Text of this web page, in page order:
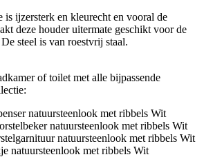
is ijzersterk en kleurecht en vooral de
deze houder uitermate geschikt voor de
steel is van roestvrij staal.
of toilet met alle bijpassende
natuursteenlook met ribbels Wit
natuursteenlook met ribbels Wit
natuursteenlook met ribbels Wit
natuursteenlook met ribbels Wit